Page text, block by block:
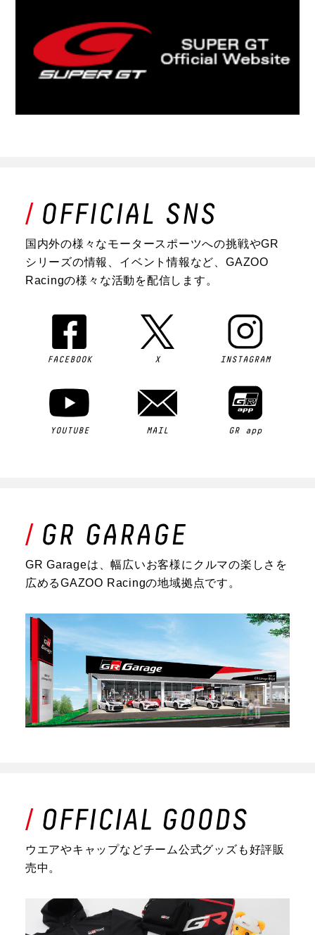
国内外の様々なモータースポーツへの挑戦やGR
シリーズの情報、イベント情報など、GAZOO
Racingの様々な活動を配信します。
FACEBOOK X INSTAGRAM
YOUTUBE MAIL GR app
GR Garageは、幅広いお客様にクルマの楽しさを
広めるGAZOO Racingの地域拠点です。
ウエアやキャップなどチーム公式グッズも好評販
売中。